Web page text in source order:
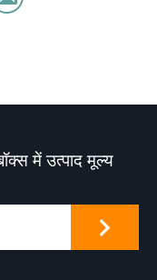
में उत्पाद मूल्य